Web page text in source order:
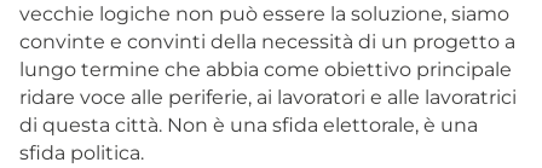
vecchie logiche non può essere la soluzione, siamo
convinte e convinti della necessità di un progetto a
lungo termine che abbia come obiettivo principale
ridare voce alle periferie, ai lavoratori e alle lavoratrici
di questa città. Non è una sfida elettorale, è una
sfida politica.